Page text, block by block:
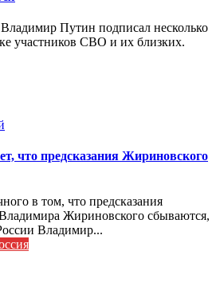
Путин подписал несколько
участников СВО и их близких.
что предсказания Жириновского
в том, что предсказания
Жириновского сбываются,
Владимир...